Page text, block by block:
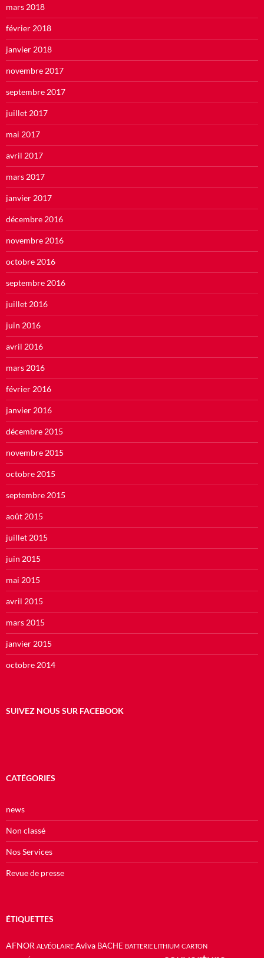
mars 2018
février 2018
janvier 2018
novembre 2017
septembre 2017
juillet 2017
mai 2017
avril 2017
mars 2017
janvier 2017
décembre 2016
novembre 2016
octobre 2016
septembre 2016
juillet 2016
juin 2016
avril 2016
mars 2016
février 2016
janvier 2016
décembre 2015
novembre 2015
octobre 2015
septembre 2015
août 2015
juillet 2015
juin 2015
mai 2015
avril 2015
mars 2015
janvier 2015
octobre 2014
SUIVEZ NOUS SUR FACEBOOK
CATÉGORIES
news
Non classé
Nos Services
Revue de presse
ÉTIQUETTES
AFNOR ALVÉOLAIRE Aviva BACHE BATTERIE LITHIUM CARTON